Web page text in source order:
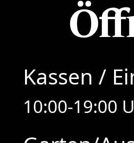
Kassen /
10:00-19:00